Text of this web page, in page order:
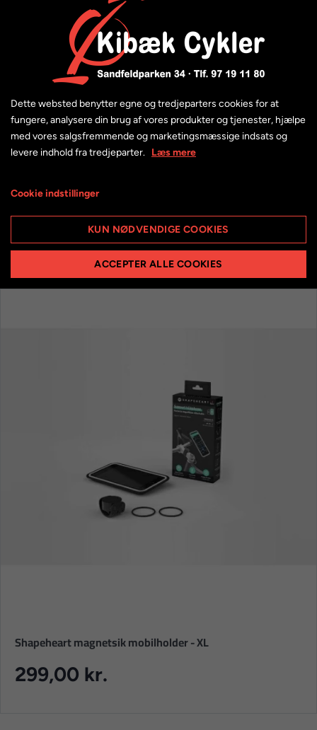
AXA Resolute spirallås 15-120 med nøgle - 120 cm
199,95 kr.
Shapeheart magnetsik mobilholder - XL
299,00 kr.
Dette websted benytter egne og tredjeparters cookies for at
fungere, analysere din brug af vores produkter og tjenester, hjælpe
med vores salgsfremmende og marketingsmæssige indsats og
levere indhold fra tredjeparter. Læs mere
Cookie indstillinger
KUN NØDVENDIGE COOKIES
ACCEPTER ALLE COOKIES